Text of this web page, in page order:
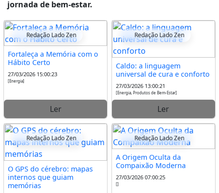
jornada de bem-estar.
Redação Lado Zen
Fortaleça a Memória com o
Hábito Certo
27/03/2026 15:00:23
[Energia]
Ler
Redação Lado Zen
Caldo: a linguagem
universal de cura e conforto
27/03/2026 13:00:21
[Energia, Produtos de Bem-Estar]
Ler
Redação Lado Zen
O GPS do cérebro: mapas
internos que guiam
memórias
Redação Lado Zen
A Origem Oculta da
Compaixão Moderna
27/03/2026 07:00:25
[]